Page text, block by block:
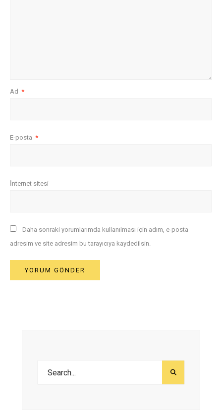
Ad *
E-posta *
İnternet sitesi
Daha sonraki yorumlarımda kullanılması için adım, e-posta
adresim ve site adresim bu tarayıcıya kaydedilsin.